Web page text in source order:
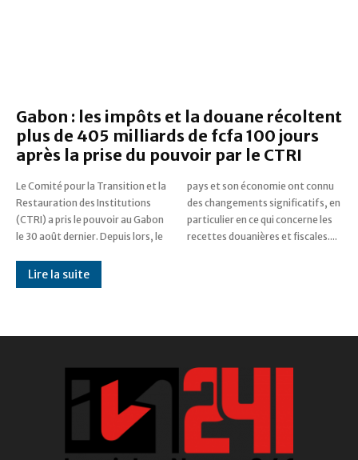
Gabon : les impôts et la douane récoltent
plus de 405 milliards de fcfa 100 jours
après la prise du pouvoir par le CTRI
Le Comité pour la Transition et la
Restauration des Institutions
(CTRI) a pris le pouvoir au Gabon
le 30 août dernier. Depuis lors, le
pays et son économie ont connu
des changements significatifs, en
particulier en ce qui concerne les
recettes douanières et fiscales....
Lire la suite